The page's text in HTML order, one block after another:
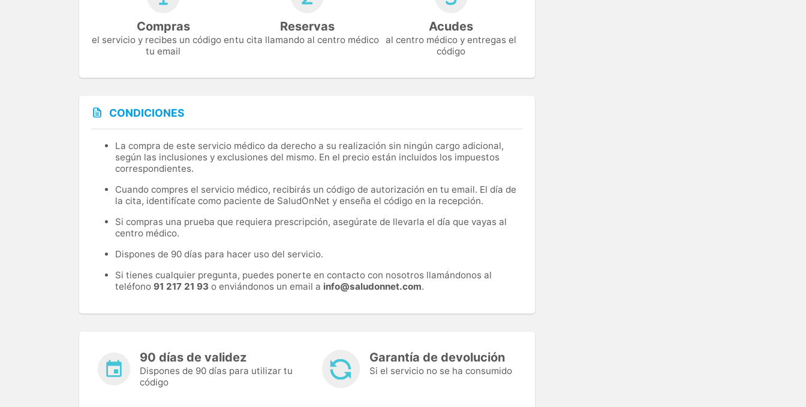
Compras
el servicio y recibes un código en
tu email
Reservas
tu cita llamando al centro médico
Acudes
al centro médico y entregas el
código
CONDICIONES
La compra de este servicio médico da derecho a su realización sin ningún cargo adicional,
según las inclusiones y exclusiones del mismo. En el precio están incluidos los impuestos
correspondientes.
Cuando compres el servicio médico, recibirás un código de autorización en tu email. El día de
la cita, identifícate como paciente de SaludOnNet y enseña el código en la recepción.
Si compras una prueba que requiera prescripción, asegúrate de llevarla el día que vayas al
centro médico.
Dispones de 90 días para hacer uso del servicio.
Si tienes cualquier pregunta, puedes ponerte en contacto con nosotros llamándonos al
teléfono 91 217 21 93 o enviándonos un email a info@saludonnet.com.
90 días de validez
Dispones de 90 días para utilizar tu
código
Garantía de devolución
Si el servicio no se ha consumido